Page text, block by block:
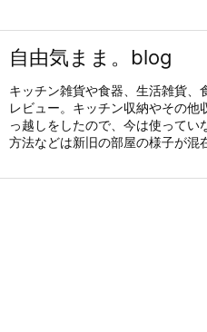
自由気まま。blog
キッチン雑貨や食器、生活雑貨、
レビュー。キッチン収納やその
っ越しをしたので、今は使って
方法などは新旧の部屋の様子が混